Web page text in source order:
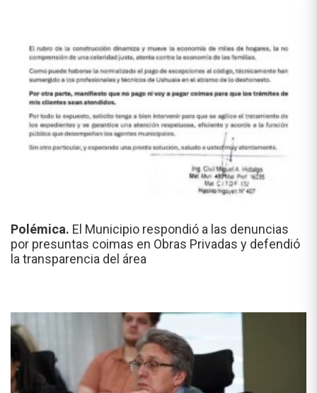
Polémica. El Municipio respondió a las denuncias
por presuntas coimas en Obras Privadas y defendió
la transparencia del área